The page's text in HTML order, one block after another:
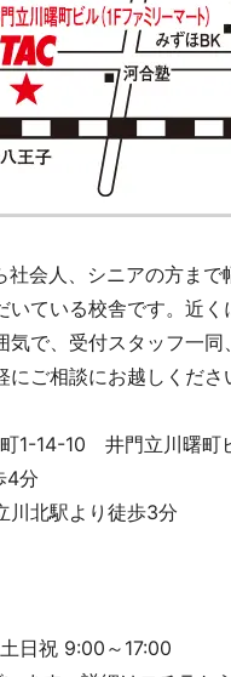
社会人、シニアの方ま
いている校舎です。近
気で、受付スタッフ一
ご相談にお越しくださ
1-14-10 井門立川曙町
4分
北駅より徒歩3分
日祝 9:00～17:00